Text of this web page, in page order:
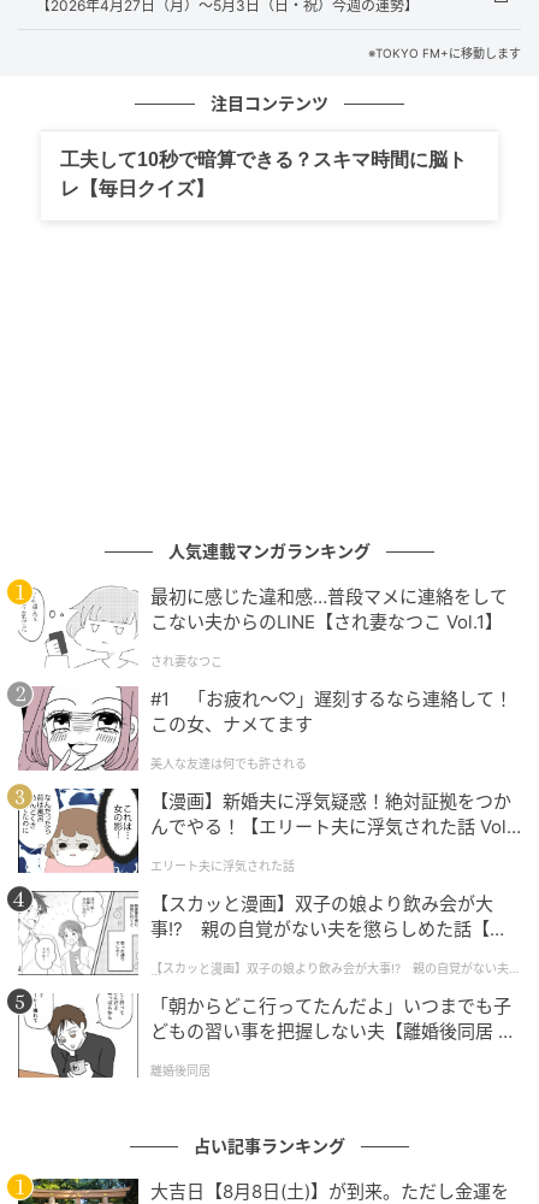
【2026年4月27日（月）～5月3日（日・祝）今週の運勢】
※TOKYO FM+に移動します
注目コンテンツ
工夫して10秒で暗算できる？スキマ時間に脳ト
レ【毎日クイズ】
人気連載マンガランキング
最初に感じた違和感…普段マメに連絡をして
こない夫からのLINE【され妻なつこ Vol.1】
され妻なつこ
#1 「お疲れ〜♡」遅刻するなら連絡して！
この女、ナメてます
美人な友達は何でも許される
【漫画】新婚夫に浮気疑惑！絶対証拠をつか
んでやる！【エリート夫に浮気された話 Vol.
エリート夫に浮気された話
【スカッと漫画】双子の娘より飲み会が大
事!? 親の自覚がない夫を懲らしめた話【第1
【スカッと漫画】双子の娘より飲み会が大事!? 親の自覚がない夫を
懲らしめた話
「朝からどこ行ってたんだよ」いつまでも子
どもの習い事を把握しない夫【離婚後同居 Vo
離婚後同居
占い記事ランキング
大吉日【8月8日(土)】が到来。ただし金運を